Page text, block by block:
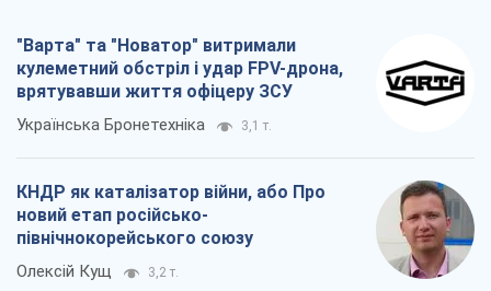
"Варта" та "Новатор" витримали
кулеметний обстріл і удар FPV-дрона,
врятувавши життя офіцеру ЗСУ
Українська Бронетехніка 3,1 т.
КНДР як каталізатор війни, або Про
новий етап російсько-
північнокорейського союзу
Олексій Кущ 3,2 т.